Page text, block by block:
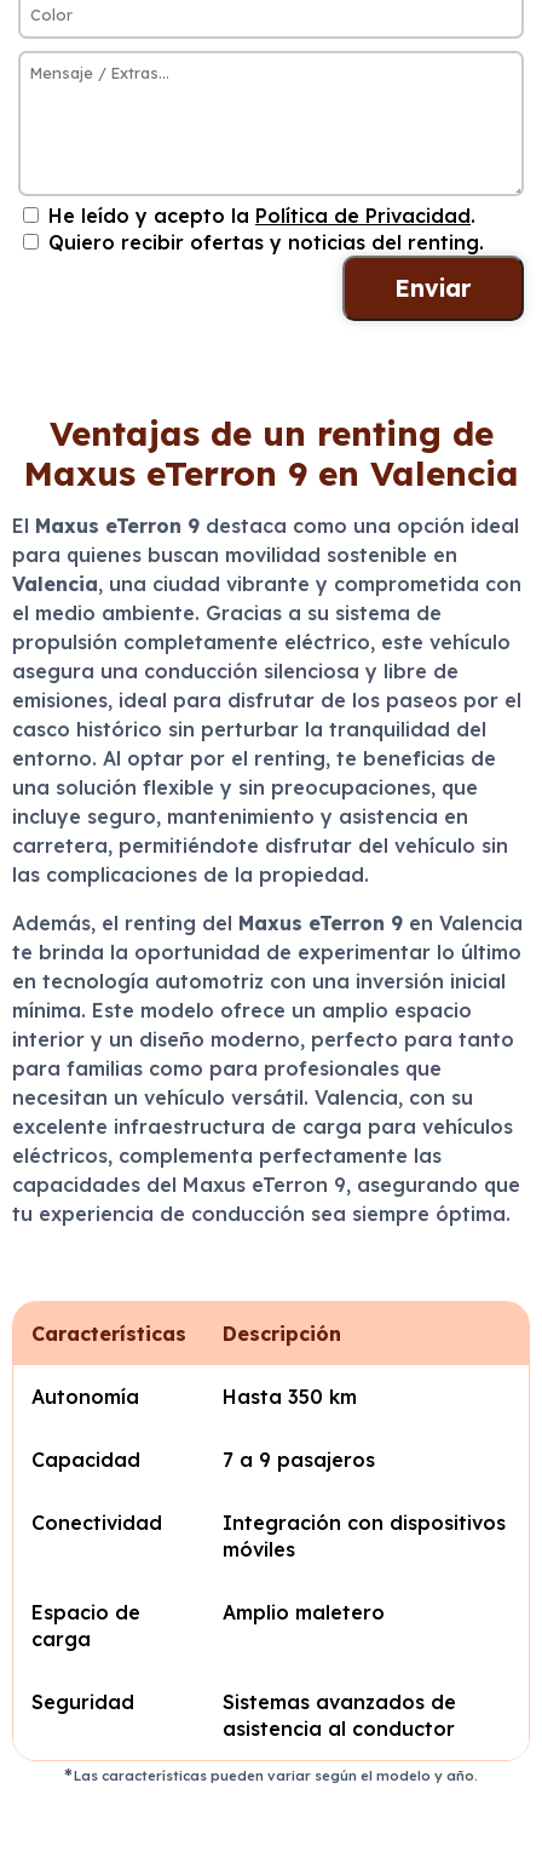
He leído y acepto la Política de Privacidad.
Quiero recibir ofertas y noticias del renting.
Ventajas de un renting de
Maxus eTerron 9 en Valencia
El Maxus eTerron 9 destaca como una opción ideal
para quienes buscan movilidad sostenible en
Valencia, una ciudad vibrante y comprometida con
el medio ambiente. Gracias a su sistema de
propulsión completamente eléctrico, este vehículo
asegura una conducción silenciosa y libre de
emisiones, ideal para disfrutar de los paseos por el
casco histórico sin perturbar la tranquilidad del
entorno. Al optar por el renting, te beneficias de
una solución flexible y sin preocupaciones, que
incluye seguro, mantenimiento y asistencia en
carretera, permitiéndote disfrutar del vehículo sin
las complicaciones de la propiedad.
Además, el renting del Maxus eTerron 9 en Valencia
te brinda la oportunidad de experimentar lo último
en tecnología automotriz con una inversión inicial
mínima. Este modelo ofrece un amplio espacio
interior y un diseño moderno, perfecto para tanto
para familias como para profesionales que
necesitan un vehículo versátil. Valencia, con su
excelente infraestructura de carga para vehículos
eléctricos, complementa perfectamente las
capacidades del Maxus eTerron 9, asegurando que
tu experiencia de conducción sea siempre óptima.
Características Descripción
Autonomía Hasta 350 km
Capacidad 7 a 9 pasajeros
Conectividad
Integración con dispositivos
móviles
Espacio de
carga
Amplio maletero
Seguridad
Sistemas avanzados de
asistencia al conductor
Las características pueden variar según el modelo y año.